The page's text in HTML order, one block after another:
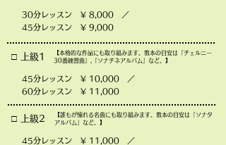
30分レッスン ¥ 8,000 ／
45分レッスン ¥ 9,000
□ 上級1
【本格的な作品にも取り組みます。教本の目安は「チェルニー
30番練習曲」,「ソナチネアルバム」など。】
45分レッスン ¥ 10,000 ／
60分レッスン ¥ 11,000
□ 上級2
【誰もが憧れる名曲にも取り組みます。教本の目安は「ソナタ
アルバム」など。】
45分レッスン ¥ 11,000 ／